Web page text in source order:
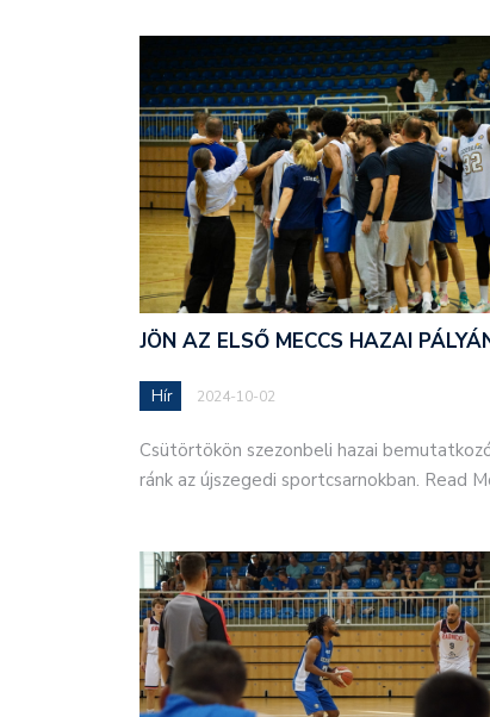
JÖN AZ ELSŐ MECCS HAZAI
Hír 2024-10-02
Csütörtökön szezonbeli hazai
ránk az újszegedi sportcsarnokban. Read